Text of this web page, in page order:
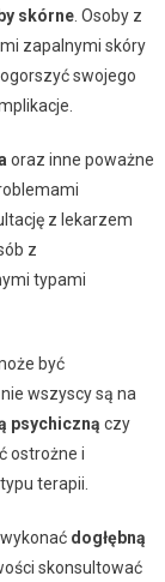
skórne. Osoby z
zapalnymi skóry
swojego
oraz inne poważne
z lekarzem
z
typami
być
wszyscy są na
psychiczną czy
ostrożne i
terapii.
dogłębną
skonsultować